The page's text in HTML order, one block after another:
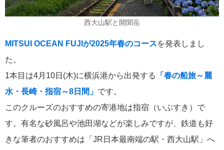
西大山駅と開聞岳
MITSUI OCEAN FUJIが2025年春のコースを発表しまし
た。
1本目は4月10日(木)に横浜港から出発する
「春の船旅～麗
水・長崎・指宿～8日間」 です。
このクルーズのおすすめの寄港地は指宿（いぶすき）で
す。有名な砂風呂や池田湖などが楽しみですが、鉄道も好
きな筆者のおすすめは「JR日本最南端の駅・西大山駅」へ
2026年02月04日
飛鳥II 小山薫堂×飛鳥II～洋上の大人の文化祭～本日発売です
2026年01月30日
飛鳥II シンガポール寄港中です！
カテゴリーリスト